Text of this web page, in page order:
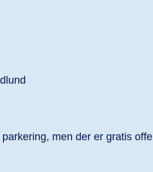
men der er gratis